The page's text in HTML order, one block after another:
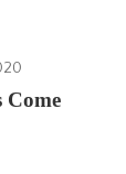
Come